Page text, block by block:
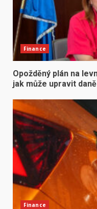
Finance
Opožděný plán na
jak může upravit daně
Finance